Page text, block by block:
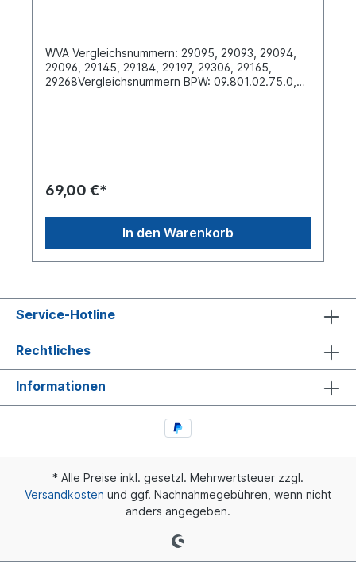
WVA Vergleichsnummern: 29095, 29093, 29094,
29096, 29145, 29184, 29197, 29306, 29165,
29268Vergleichsnummern BPW: 09.801.02.75.0,
baugleiches Produkt
69,00 €*
In den Warenkorb
Service-Hotline
Rechtliches
Informationen
* Alle Preise inkl. gesetzl. Mehrwertsteuer zzgl.
Versandkosten und ggf. Nachnahmegebühren, wenn nicht
anders angegeben.